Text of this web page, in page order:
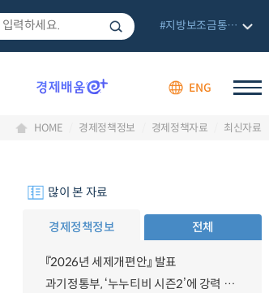
ENG
#지방보조금통합관리망
HOME 경제정책정보 경제정책자료 최신자료
많이 본 자료
경제정책정보 전체
『2026년 세제개편안』 발표
과기정통부, ‘누누티비 시즌2’에 강력 대응 의지 밝혀